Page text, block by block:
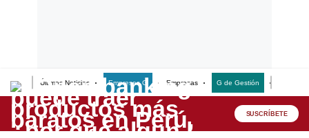
Últimas Noticias Empresas G Empresas G de Gestión
Lo último
Peru Quiosco SUSCRÍBETE